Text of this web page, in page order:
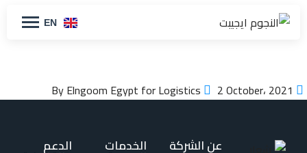
EN
2 October، 2021
عن الشركة الخدمات الدعم